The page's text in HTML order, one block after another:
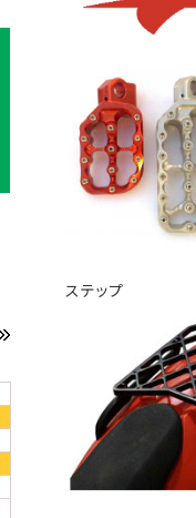
ステップ